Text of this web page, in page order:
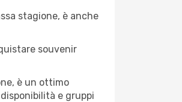
stagione, è anche
souvenir
è un ottimo
e gruppi